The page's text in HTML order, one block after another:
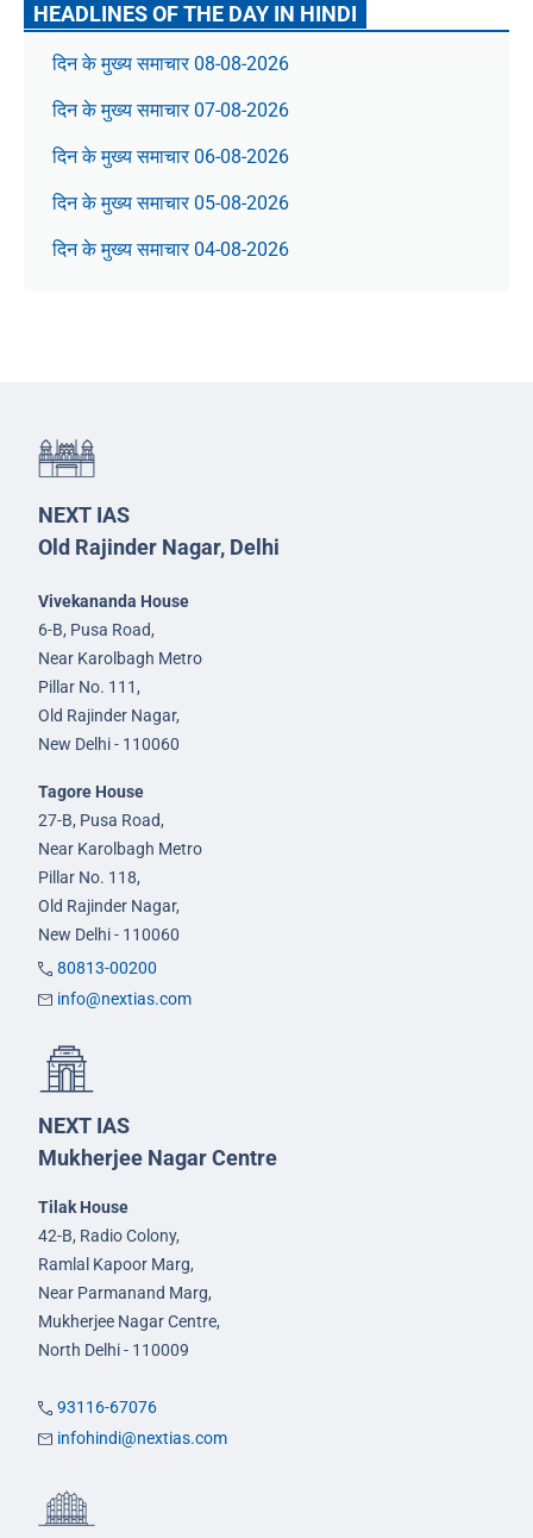
HEADLINES OF THE DAY IN HINDI
दिन के मुख्य समाचार 08-08-2026
दिन के मुख्य समाचार 07-08-2026
दिन के मुख्य समाचार 06-08-2026
दिन के मुख्य समाचार 05-08-2026
दिन के मुख्य समाचार 04-08-2026
NEXT IAS
Old Rajinder Nagar, Delhi
Vivekananda House
6-B, Pusa Road,
Near Karolbagh Metro
Pillar No. 111,
Old Rajinder Nagar,
New Delhi - 110060
Tagore House
27-B, Pusa Road,
Near Karolbagh Metro
Pillar No. 118,
Old Rajinder Nagar,
New Delhi - 110060
80813-00200
info@nextias.com
NEXT IAS
Mukherjee Nagar Centre
Tilak House
42-B, Radio Colony,
Ramlal Kapoor Marg,
Near Parmanand Marg,
Mukherjee Nagar Centre,
North Delhi - 110009
93116-67076
infohindi@nextias.com